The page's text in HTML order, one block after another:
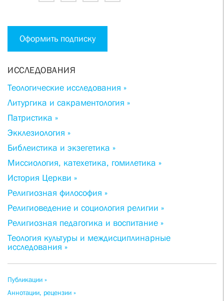
Оформить подписку
ИССЛЕДОВАНИЯ
Теологические исследования »
Литургика и сакраментология »
Патристика »
Экклезиология »
Библеистика и экзегетика »
Миссиология, катехетика, гомилетика »
История Церкви »
Религиозная философия »
Религиоведение и социология религии »
Религиозная педагогика и воспитание »
Теология культуры и междисциплинарные
исследования »
Публикации »
Аннотации, рецензии »